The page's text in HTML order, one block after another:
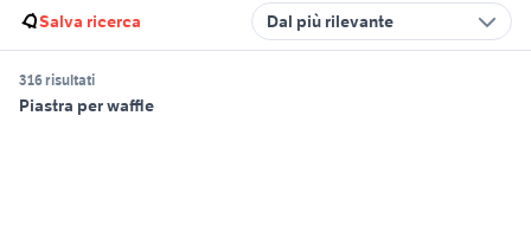
Salva ricerca Dal più rilevante
316 risultati
Piastra per waffle